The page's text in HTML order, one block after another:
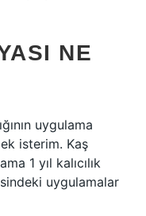
NE
uygulama
isterim. Kaş
1 yıl kalıcılık
uygulamalar